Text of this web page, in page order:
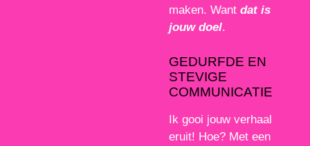
maken. Want dat is
jouw doel.
GEDURFDE EN
STEVIGE
COMMUNICATIE
Ik gooi jouw verhaal
eruit! Hoe? Met een